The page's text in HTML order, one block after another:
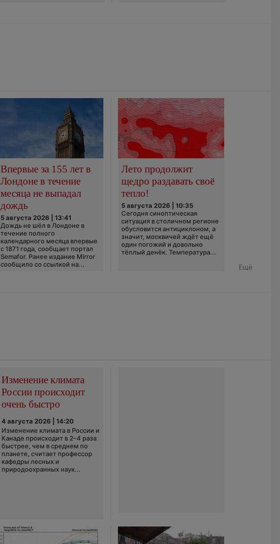
Впервые за 155 лет в
Лондоне в течение
месяца не выпадал
дождь
5 августа 2026 | 13:41
Дождь не шёл в Лондоне в
течение полного
календарного месяца впервые
с 1871 года, сообщает портал
Semafor. Ранее издание Mirror
сообщило со ссылкой на...
Лето продолжит
щедро раздавать своё
тепло!
5 августа 2026 | 10:35
Сегодня синоптическая
ситуация в столичном регионе
обусловится антициклоном, а
значит, москвичей ждёт ещё
один погожий и довольно
тёплый денёк. Температура...
Ещё
Изменение климата
России происходит
очень быстро
4 августа 2026 | 14:20
Изменение климата в России и
Канаде происходит в 2–4 раза
быстрее, чем в среднем по
планете, считает профессор
кафедры лесных и
природоохранных наук...